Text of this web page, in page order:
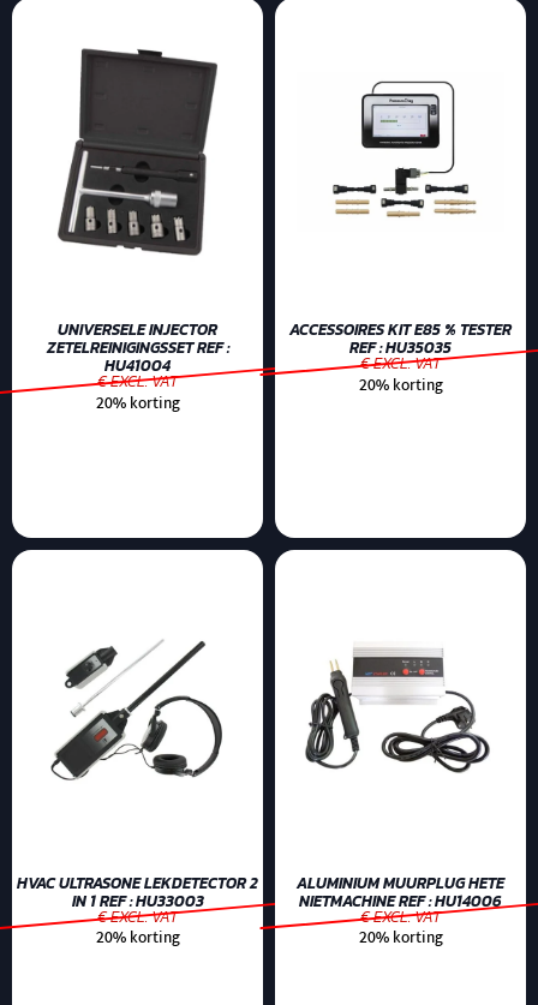
UNIVERSELE INJECTOR
ZETELREINIGINGSSET REF :
HU41004
€ EXCL. VAT
20% korting
ACCESSOIRES KIT E85 % TESTER
REF : HU35035
€ EXCL. VAT
20% korting
HVAC ULTRASONE LEKDETECTOR 2
IN 1 REF : HU33003
€ EXCL. VAT
20% korting
ALUMINIUM MUURPLUG HETE
NIETMACHINE REF : HU14006
€ EXCL. VAT
20% korting